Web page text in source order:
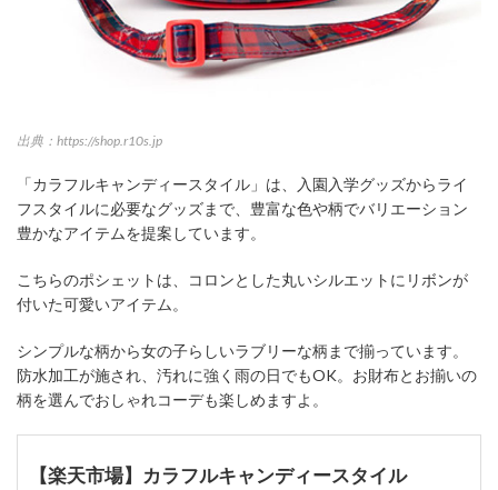
出典：https://shop.r10s.jp
「カラフルキャンディースタイル」は、入園入学グッズからライ
フスタイルに必要なグッズまで、豊富な色や柄でバリエーション
豊かなアイテムを提案しています。
こちらのポシェットは、コロンとした丸いシルエットにリボンが
付いた可愛いアイテム。
シンプルな柄から女の子らしいラブリーな柄まで揃っています。
防水加工が施され、汚れに強く雨の日でもOK。お財布とお揃いの
柄を選んでおしゃれコーデも楽しめますよ。
【楽天市場】カラフルキャンディースタイル